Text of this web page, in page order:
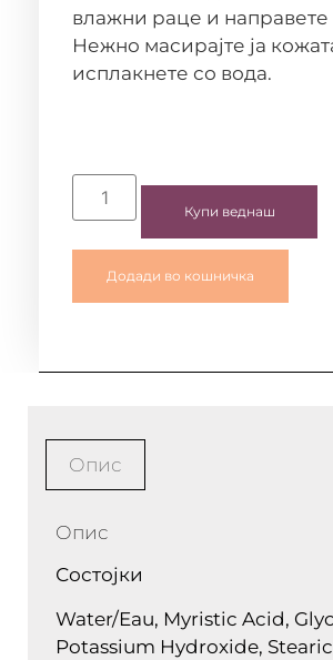
влажни раце и
Нежно масирајте ја
исплакнете со вода.
Купи веднаш
Додади во кошничка
Опис
Опис
Состојки
Water/Eau, Myristic Acid,
Potassium Hydroxide,